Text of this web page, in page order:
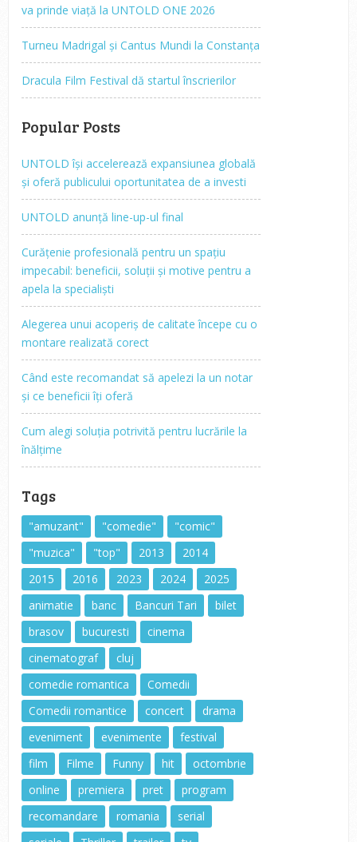
va prinde viață la UNTOLD ONE 2026
Turneu Madrigal și Cantus Mundi la Constanța
Dracula Film Festival dă startul înscrierilor
Popular Posts
UNTOLD își accelerează expansiunea globală
și oferă publicului oportunitatea de a investi
UNTOLD anunță line-up-ul final
Curățenie profesională pentru un spațiu
impecabil: beneficii, soluții și motive pentru a
apela la specialiști
Alegerea unui acoperiș de calitate începe cu o
montare realizată corect
Când este recomandat să apelezi la un notar
și ce beneficii îți oferă
Cum alegi soluția potrivită pentru lucrările la
înălțime
Tags
"amuzant" "comedie"
"comic"
"muzica"
"top" 2013
2014
2015
2016 2023 2024
2025
animatie
banc Bancuri Tari
bilet
brasov
bucuresti
cinema
cinematograf
cluj
comedie romantica
Comedii
Comedii romantice
concert
drama
eveniment
evenimente
festival
film
Filme Funny hit
octombrie
online
premiera pret
program
recomandare
romania
serial